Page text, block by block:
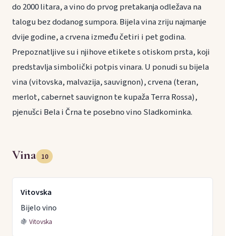
do 2000 litara, a vino do prvog pretakanja odležava na
talogu bez dodanog sumpora. Bijela vina zriju najmanje
dvije godine, a crvena između četiri i pet godina.
Prepoznatljive su i njihove etikete s otiskom prsta, koji
predstavlja simbolički potpis vinara. U ponudi su bijela
vina (vitovska, malvazija, sauvignon), crvena (teran,
merlot, cabernet sauvignon te kupaža Terra Rossa),
pjenušci Bela i Črna te posebno vino Sladkominka.
Vina 10
Vitovska
Bijelo vino
🍇 Vitovska